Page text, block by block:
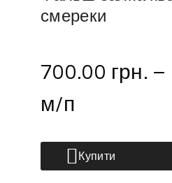
смереки
700.00 грн. –
м/п
Купити